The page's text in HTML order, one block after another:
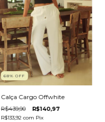
68%OFF
Calça Cargo Offwhite
R$439,90 R$140,97
R$133,92com Pix